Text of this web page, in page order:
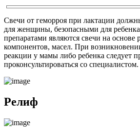
Свечи от геморроя при лактации
для женщины, безопасными для
препаратами являются свечи на основе
компонентов, масел. При
реакции у мамы либо ребенка следует
проконсультироваться со специалистом.
Релиф